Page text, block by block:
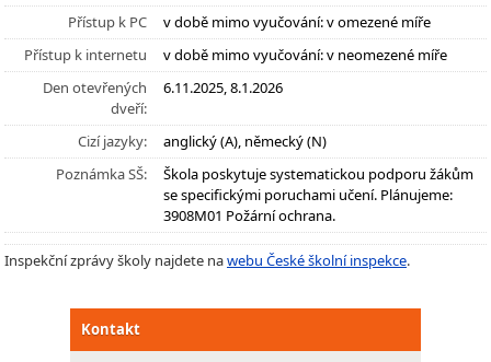
Přístup k PC
v době mimo vyučování: v omezené míře
Přístup k internetu
v době mimo vyučování: v neomezené míře
Den otevřených
dveří:
6.11.2025, 8.1.2026
Cizí jazyky:
anglický (A), německý (N)
Poznámka SŠ:
Škola poskytuje systematickou podporu žákům
se specifickými poruchami učení. Plánujeme:
3908M01 Požární ochrana.
Inspekční zprávy školy najdete nawebu České školní inspekce.
Kontakt